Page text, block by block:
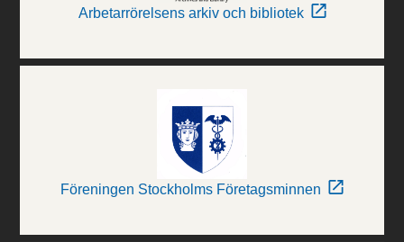
Arbetarrörelsens arkiv och bibliotek
Föreningen Stockholms Företagsminnen